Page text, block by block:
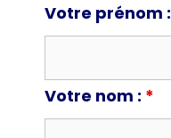
Votre prénom :
Votre nom : *